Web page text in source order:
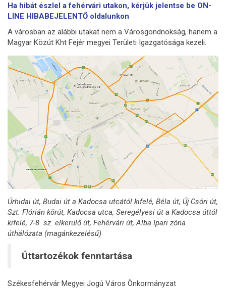
Ha hibát észlel a fehérvári utakon, kérjük jelentse be ON-
LINE HIBABEJELENTŐ oldalunkon
A városban az alábbi utakat nem a Városgondnokság, hanem a
Magyar Közút Kht Fejér megyei Területi Igazgatósága kezeli.
Úrhidai út, Budai út a Kadocsa utcától kifelé, Béla út, Új Csóri út,
Szt. Flórián körút, Kadocsa utca, Seregélyesi út a Kadocsa úttól
kifelé, 7-8. sz. elkerülő út, Fehérvári út, Alba Ipari zóna
úthálózata (magánkezelésű)
Úttartozékok fenntartása
Székesfehérvár Megyei Jogú Város Önkormányzat